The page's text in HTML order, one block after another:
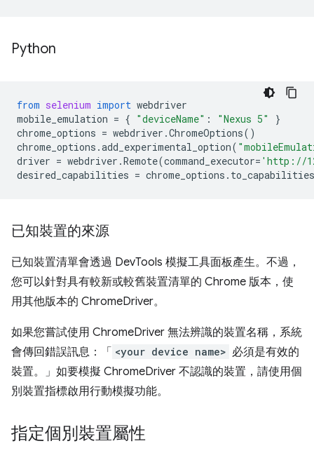
Python
from selenium import webdriver
mobile_emulation = { "deviceName" : "Nexus 5"
}
chrome_options = webdriver .ChromeOptions()
chrome_options .add_experimental_option(
driver = webdriver .Remote(command_executor= 'http://
desired_capabilities = chrome_options . to_capabilities
已知裝置的來源
已知裝置清單會透過 DevTools 模擬工具面板產生。不過，
您可以針對具有較新或較舊裝置清單的 Chrome 版本，使
用其他版本的 ChromeDriver。
如果您嘗試使用 ChromeDriver 無法辨識的裝置名稱，系統
會傳回錯誤訊息：「 <your device name> 必須是有效的
裝置。」如要模擬 ChromeDriver 不認識的裝置，請使用個
別裝置指標啟用行動模擬功能。
指定個別裝置屬性